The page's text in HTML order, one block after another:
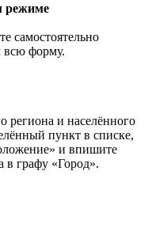
режиме
самостоятельно
всю форму.
региона и населённого
пункт в списке,
и впишите
в графу «Город».